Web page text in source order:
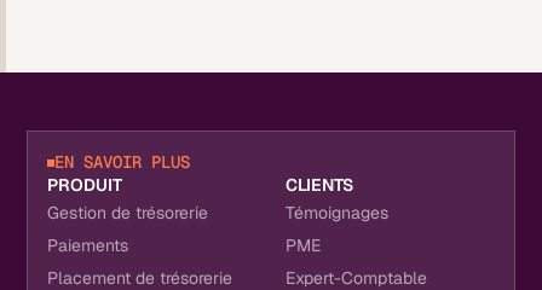
EN SAVOIR PLUS
PRODUIT
Gestion de trésorerie
Paiements
Placement de trésorerie
CLIENTS
Témoignages
PME
Expert-Comptable